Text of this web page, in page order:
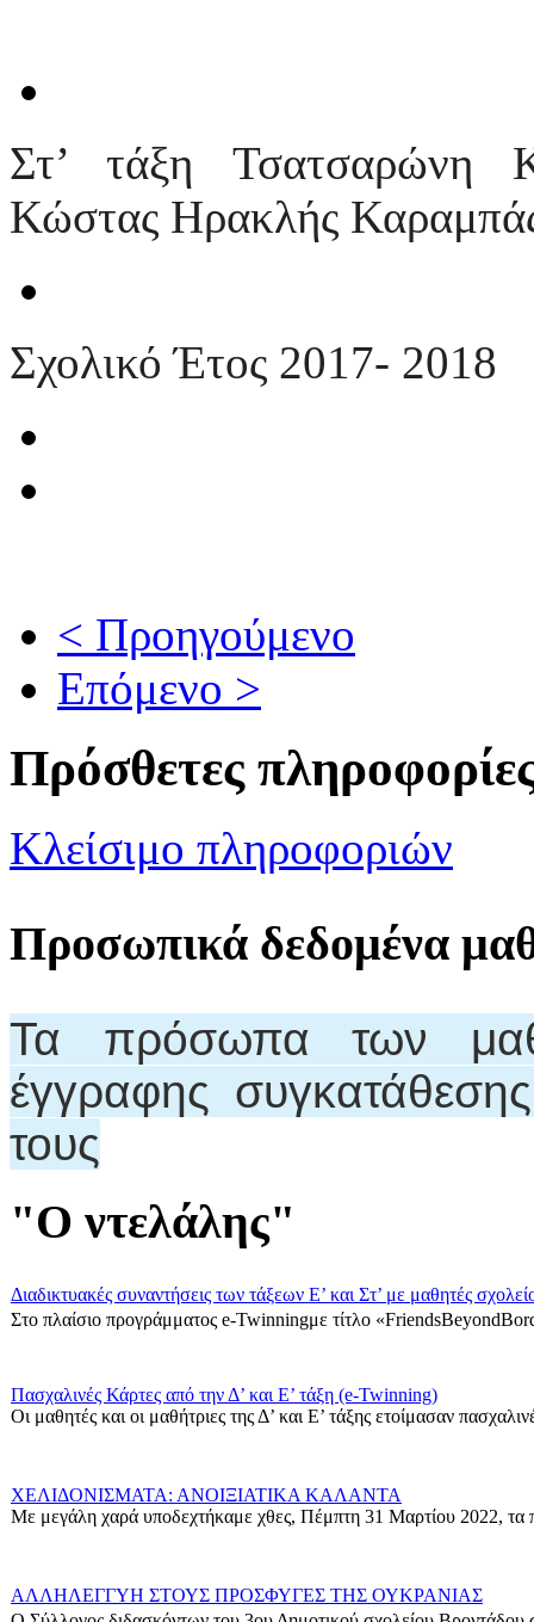
Στ’ τάξη Τσατσαρώνη
Κώστας Ηρακλής
Σχολικό Έτος 2017- 2018
< Προηγούμενο
Επόμενο >
Πρόσθετες
Κλείσιμο πληροφοριών
Προσωπικά δεδομένα
Τα πρόσωπα των
έγγραφης
τους
"Ο ντελάλης"
Διαδικτυακές συναντήσεις των τάξεων Ε’ και Στ’ με μαθητές
Στο πλαίσιο προγράμματος e-Twinningμε τίτλο
Πασχαλινές Κάρτες από την Δ’ και Ε’ τάξη (e-Twinning)
Οι μαθητές και οι μαθήτριες της Δ’ και Ε’ τάξης ετοίμασαν
ΧΕΛΙΔΟΝΙΣΜΑΤΑ: ΑΝΟΙΞΙΑΤΙΚΑ ΚΑΛΑΝΤΑ
Με μεγάλη χαρά υποδεχτήκαμε χθες, Πέμπτη 31 Μαρτίου 2022, τα
ΑΛΛΗΛΕΓΓΥΗ ΣΤΟΥΣ ΠΡΟΣΦΥΓΕΣ ΤΗΣ ΟΥΚΡΑΝΙΑΣ